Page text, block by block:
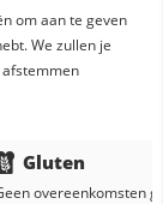
om aan te geven
We zullen je
Gluten
overeenkomsten